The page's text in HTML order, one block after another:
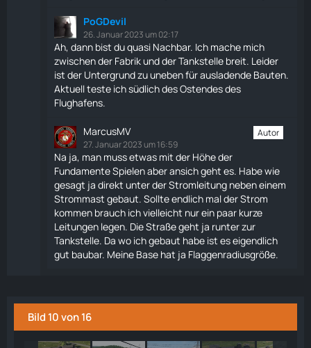
PoGDevil
26. Januar 2023 um 02:17
Ah, dann bist du quasi Nachbar. Ich mache mich
zwischen der Fabrik und der Tankstelle breit. Leider
ist der Untergrund zu uneben für ausladende Bauten.
Aktuell teste ich südlich des Ostendes des
Flughafens.
MarcusMV
27. Januar 2023 um 16:59
Autor
Na ja, man muss etwas mit der Höhe der
Fundamente Spielen aber ansich geht es. Habe wie
gesagt ja direkt unter der Stromleitung neben einem
Strommast gebaut. Sollte endlich mal der Strom
kommen brauch ich vielleicht nur ein paar kurze
Leitungen legen. Die Straße geht ja runter zur
Tankstelle. Da wo ich gebaut habe ist es eigendlich
gut baubar. Meine Base hat ja Flaggenradiusgröße.
Bild 10 von 16